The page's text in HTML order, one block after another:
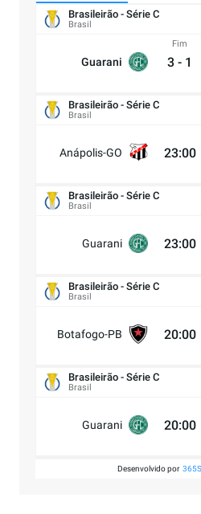
Brasileirão - Série C
Brasil
Guarani
Fim
3 - 1
Brasileirão - Série C
Brasil
Anápolis-GO 23:00
Brasileirão - Série C
Brasil
Guarani 23:00
Brasileirão - Série C
Brasil
Botafogo-PB 20:00
Brasileirão - Série C
Brasil
Guarani 20:00
Desenvolvido por